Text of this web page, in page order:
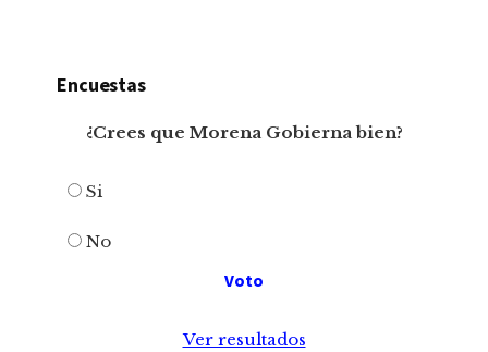
Encuestas
¿Crees que Morena Gobierna bien?
Si
No
Ver resultados